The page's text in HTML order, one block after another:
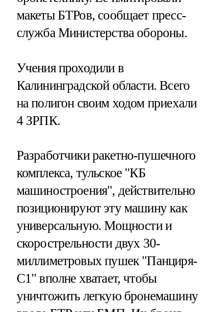
макеты БТРов, сообщает пресс-
служба Министерства обороны.
Учения проходили в
Калининградской области. Всего
на полигон своим ходом приехали
4 ЗРПК.
Разработчики ракетно-пушечного
комплекса, тульское "КБ
машиностроения", действительно
позиционируют эту машину как
универсальную. Мощности и
скорострельности двух 30-
миллиметровых пушек "Панциря-
С1" вполне хватает, чтобы
уничтожить легкую бронемашину